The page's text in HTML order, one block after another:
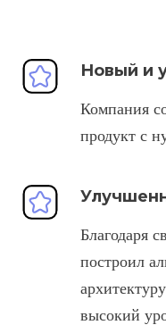
Новый и
Компания
продукт с
Благодаря
построил
высокий